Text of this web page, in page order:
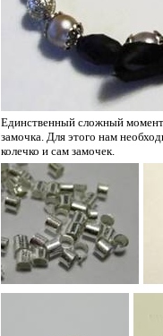
Единственный сложный момент
замочка. Для этого нам
колечко и сам замочек.